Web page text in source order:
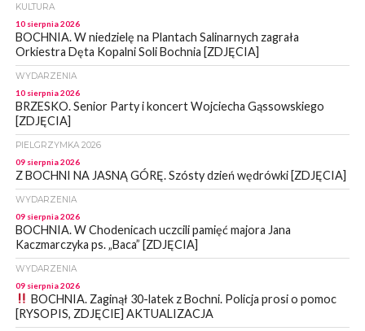
KULTURA
10 sierpnia 2026
BOCHNIA. W niedzielę na Plantach Salinarnych zagrała
Orkiestra Dęta Kopalni Soli Bochnia [ZDJĘCIA]
WYDARZENIA
10 sierpnia 2026
BRZESKO. Senior Party i koncert Wojciecha Gąssowskiego
[ZDJĘCIA]
PIELGRZYMKA 2026
09 sierpnia 2026
Z BOCHNI NA JASNĄ GÓRĘ. Szósty dzień wędrówki [ZDJĘCIA]
WYDARZENIA
09 sierpnia 2026
BOCHNIA. W Chodenicach uczcili pamięć majora Jana
Kaczmarczyka ps. „Baca” [ZDJĘCIA]
WYDARZENIA
09 sierpnia 2026
BOCHNIA. Zaginął 30-latek z Bochni. Policja prosi o pomoc
[RYSOPIS, ZDJĘCIE] AKTUALIZACJA